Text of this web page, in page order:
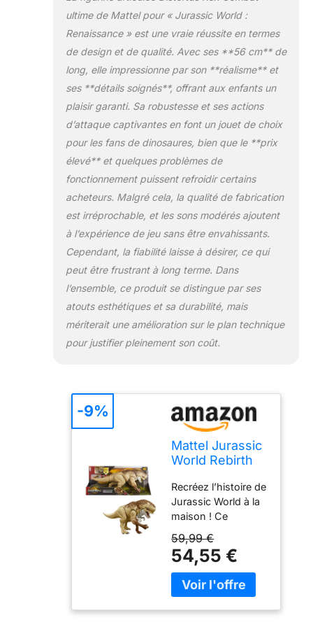
torse avant bouge
et entraîne des
bras frénétiques !
Une excellente idée
de cadeau ! Ce
Distortus Rex est
de cadeau pour
tous les amateurs
de dinosaures à
partir de 4 ans, en
fans de Jurassic
World. Scannez et
collectionnez ! Dans
l’application gratuite
Jurassic World Play,
scannez le code
présent sur la patte
du dinosaure à
l’aide d’un appareil
connecté
activités en réalité
augmentée et
constituer une
collection de
dinosaures
numériques !
Course-poursuite
ultime : détruisez
tout sur votre
nouveau jeu que
propose
l’application, faites
la course avec
sur terre, dans les
ultime de Mattel pour « Jurassic World :
Renaissance » est une vraie réussite en termes
de design et de qualité. Avec ses **56 cm** de
long, elle impressionne par son **réalisme** et
ses **détails soignés**, offrant aux enfants un
plaisir garanti. Sa robustesse et ses actions
d’attaque captivantes en font un jouet de choix
pour les fans de dinosaures, bien que le **prix
élevé** et quelques problèmes de
fonctionnement puissent refroidir certains
acheteurs. Malgré cela, la qualité de fabrication
est irréprochable, et les sons modérés ajoutent
à l’expérience de jeu sans être envahissants.
Cependant, la fiabilité laisse à désirer, ce qui
peut être frustrant à long terme. Dans
l’ensemble, ce produit se distingue par ses
atouts esthétiques et sa durabilité, mais
mériterait une amélioration sur le plan technique
pour justifier pleinement son coût.
Mattel Jurassic
World Rebirth
Distortus Rex
Rumble N
Rampage
Recréez l’histoire de
Jurassic World à la
maison ! Ce
Combat ultime
vous plonge dans
l’action et les
frissons de Jurassic
59,99 €
54,55 €
-9%